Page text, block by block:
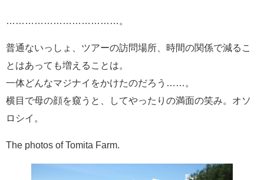
………………………………。
普通ないっしょ、ツアーの訪問場所、時間の関係で減るこ
とはあっても増えることは。
一体どんなマジナイをかけたのだろう……。
横目で母の顔を窺うと、してやったりの満面の笑み。オソ
ロシイ。
The photos of Tomita Farm.